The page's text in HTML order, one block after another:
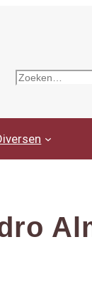
Zoeken